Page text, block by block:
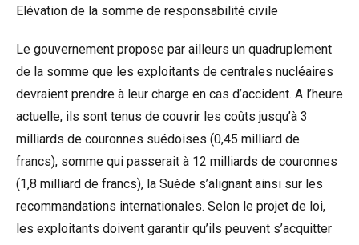
Elévation de la somme de responsabilité civile
Le gouvernement propose par ailleurs un quadruplement
de la somme que les exploitants de centrales nucléaires
devraient prendre à leur charge en cas d’accident. A l’heure
actuelle, ils sont tenus de couvrir les coûts jusqu’à 3
milliards de couronnes suédoises (0,45 milliard de
francs), somme qui passerait à 12 milliards de couronnes
(1,8 milliard de francs), la Suède s’alignant ainsi sur les
recommandations internationales. Selon le projet de loi,
les exploitants doivent garantir qu’ils peuvent s’acquitter